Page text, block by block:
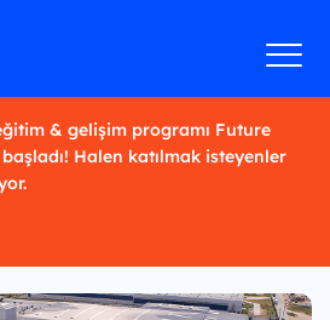
& gelişim programı Future
Halen katılmak isteyenler